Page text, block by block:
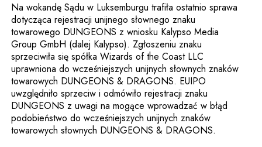
Na wokandę Sądu w Luksemburgu trafiła ostatnio sprawa
dotycząca rejestracji unijnego słownego znaku
towarowego DUNGEONS z wniosku Kalypso Media
Group GmbH (dalej Kalypso). Zgłoszeniu znaku
sprzeciwiła się spółka Wizards of the Coast LLC
uprawniona do wcześniejszych unijnych słownych znaków
towarowych DUNGEONS & DRAGONS. EUIPO
uwzględniło sprzeciw i odmówiło rejestracji znaku
DUNGEONS z uwagi na mogące wprowadzać w błąd
podobieństwo do wcześniejszych unijnych znaków
towarowych słownych DUNGEONS & DRAGONS.